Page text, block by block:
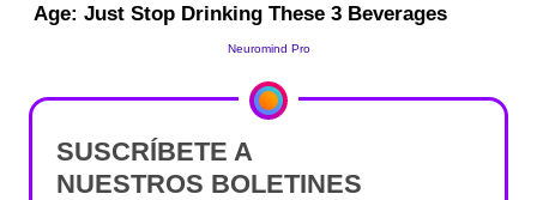
SUSCRÍBETE A
NUESTROS BOLETINES